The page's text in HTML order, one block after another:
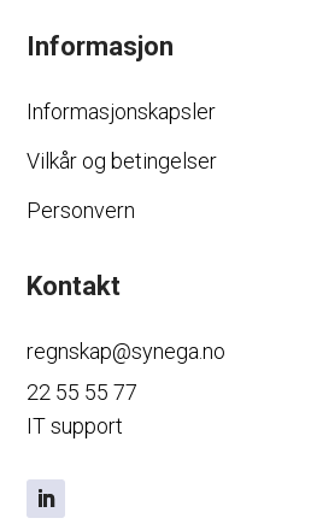
Informasjon
Informasjonskapsler
Vilkår og betingelser
Personvern
Kontakt
regnskap@synega.no
22 55 55 77
IT support